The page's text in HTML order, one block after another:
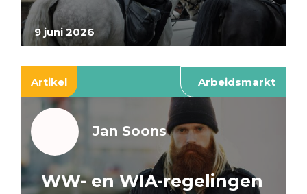
9 juni 2026
Artikel Arbeidsmarkt
Jan Soons
WW- en WIA-regelingen